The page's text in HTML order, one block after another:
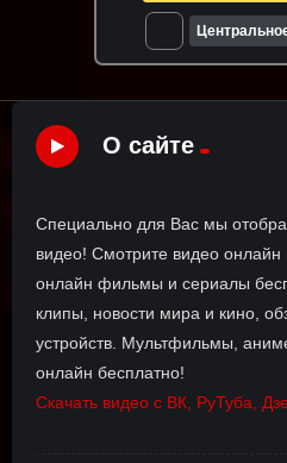
О сайте
Специально для Вас мы
видео! Смотрите видео
онлайн фильмы и сериалы
клипы, новости мира и кино,
устройств. Мультфильмы,
онлайн бесплатно!
Скачать видео с ВК, РуТуба,